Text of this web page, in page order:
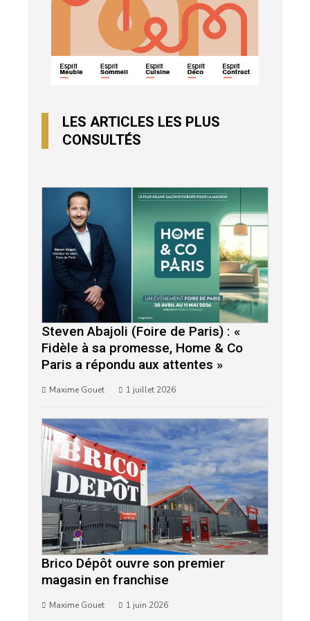
LES ARTICLES LES PLUS
CONSULTÉS
Steven Abajoli (Foire de Paris) : «
Fidèle à sa promesse, Home & Co
Paris a répondu aux attentes »
Maxime Gouet 1 juillet 2026
Brico Dépôt ouvre son premier
magasin en franchise
Maxime Gouet 1 juin 2026